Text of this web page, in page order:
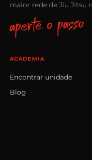
maior rede de Jiu Jitsu
aperte o passo
ACADEMIA
Encontrar unidade
Blog